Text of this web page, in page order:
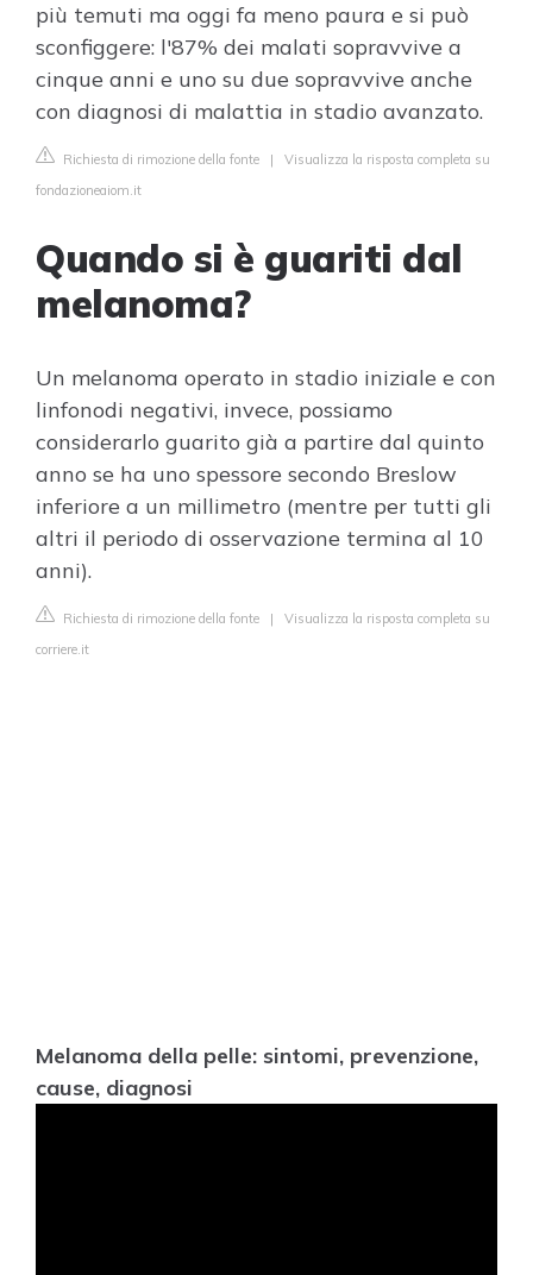
più temuti ma oggi fa meno paura e si può
sconfiggere: l'87% dei malati sopravvive a
cinque anni e uno su due sopravvive anche
con diagnosi di malattia in stadio avanzato.
Richiesta di rimozione della fonte | Visualizza la risposta completa su
fondazioneaiom.it
Quando si è guariti dal
melanoma?
Un melanoma operato in stadio iniziale e con
linfonodi negativi, invece, possiamo
considerarlo guarito già a partire dal quinto
anno se ha uno spessore secondo Breslow
inferiore a un millimetro (mentre per tutti gli
altri il periodo di osservazione termina al 10
anni).
Richiesta di rimozione della fonte | Visualizza la risposta completa su
corriere.it
Melanoma della pelle: sintomi, prevenzione,
cause, diagnosi